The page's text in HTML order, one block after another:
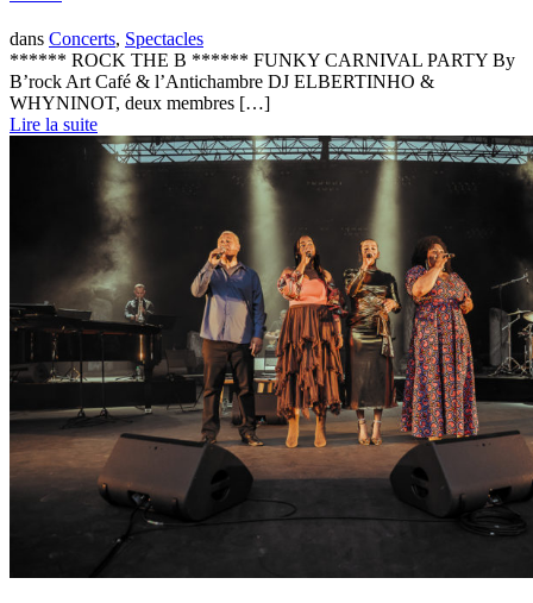
dans Concerts, Spectacles
****** ROCK THE B ****** FUNKY CARNIVAL PARTY By
B’rock Art Café & l’Antichambre DJ ELBERTINHO &
WHYNINOT, deux membres […]
Lire la suite